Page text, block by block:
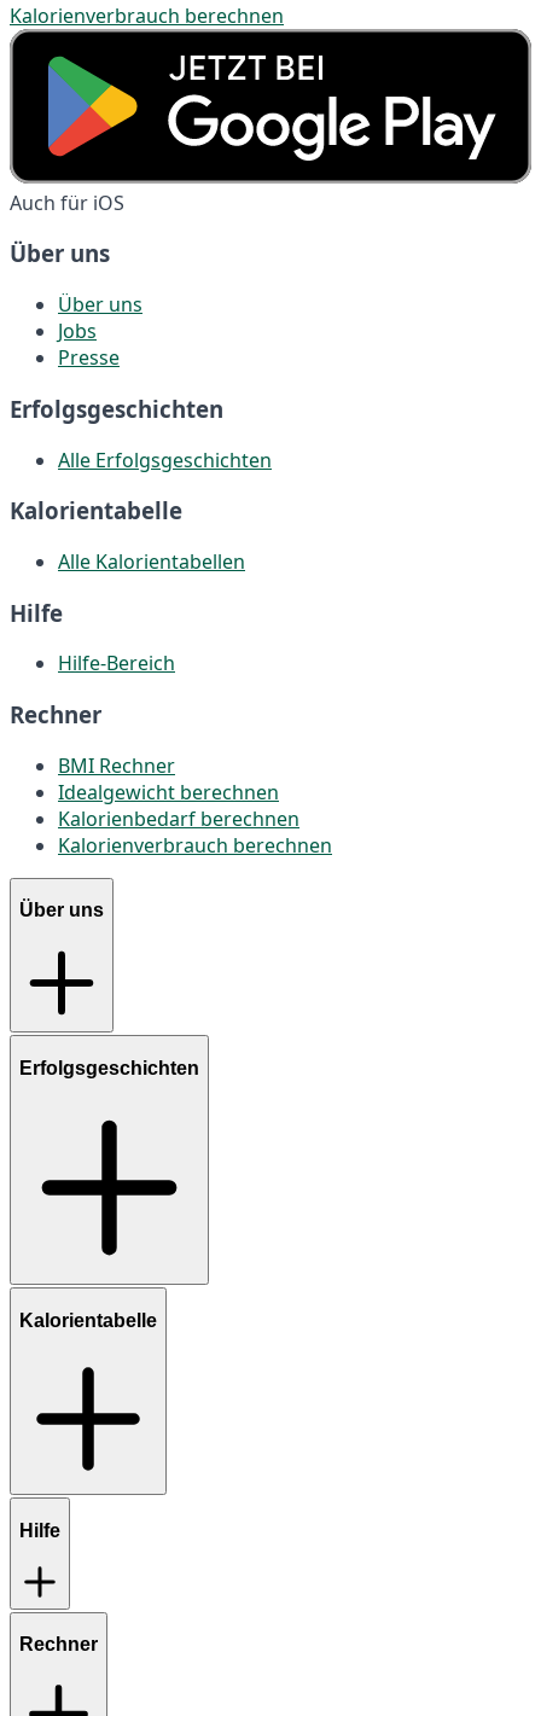
Kalorienverbrauch berechnen
Auch für iOS
Über uns
Über uns
Jobs
Presse
Erfolgsgeschichten
Alle Erfolgsgeschichten
Kalorientabelle
Alle Kalorientabellen
Hilfe
Hilfe-Bereich
Rechner
BMI Rechner
Idealgewicht berechnen
Kalorienbedarf berechnen
Kalorienverbrauch berechnen
Über uns
Erfolgsgeschichten
Kalorientabelle
Hilfe
Rechner